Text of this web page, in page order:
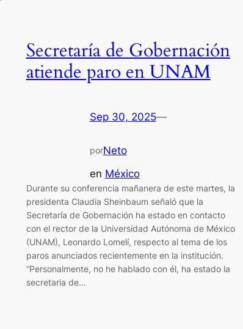
Secretaría de Gobernación
atiende paro en UNAM
Sep 30, 2025—
porNeto
en México
Durante su conferencia mañanera de este martes, la
presidenta Claudia Sheinbaum señaló que la
Secretaría de Gobernación ha estado en contacto
con el rector de la Universidad Autónoma de México
(UNAM), Leonardo Lomelí, respecto al tema de los
paros anunciados recientemente en la institución.
“Personalmente, no he hablado con él, ha estado la
secretaria de…